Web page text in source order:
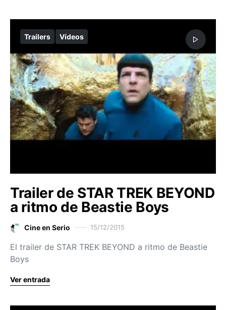
Trailers Vídeos
Trailer de STAR TREK BEYOND
a ritmo de Beastie Boys
Cine en Serio 15/12/2015
El trailer de STAR TREK BEYOND a ritmo de Beastie
Boys
Ver entrada